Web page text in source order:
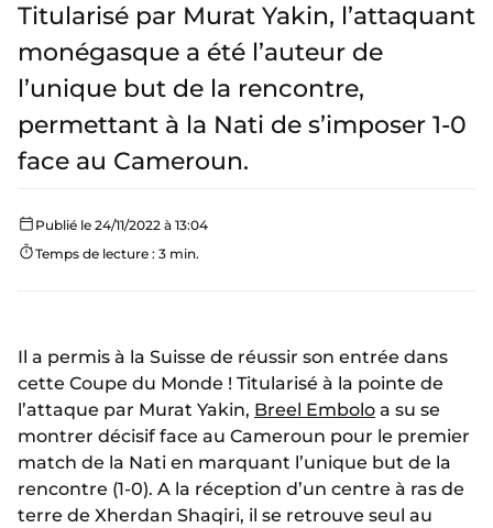
Titularisé par Murat Yakin, l’attaquant
monégasque a été l’auteur de
l’unique but de la rencontre,
permettant à la Nati de s’imposer 1-0
face au Cameroun.
Publié le 24/11/2022 à 13:04
Temps de lecture : 3 min.
Il a permis à la Suisse de réussir son entrée dans
cette Coupe du Monde ! Titularisé à la pointe de
l’attaque par Murat Yakin, Breel Embolo a su se
montrer décisif face au Cameroun pour le premier
match de la Nati en marquant l’unique but de la
rencontre (1-0). A la réception d’un centre à ras de
terre de Xherdan Shaqiri, il se retrouve seul au